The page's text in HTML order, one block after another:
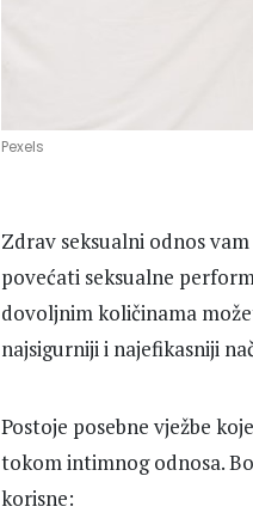
Pexels
Zdrav seksualni odnos
povećati seksualne
dovoljnim količinama
najsigurniji i najefikasniji
Postoje posebne vježbe
tokom intimnog odnosa.
korisne: